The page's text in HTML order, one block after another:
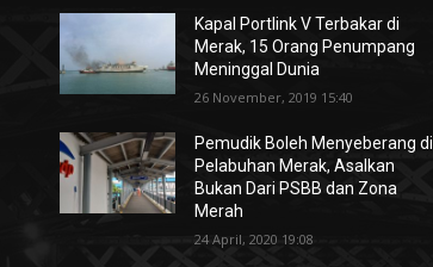
Kapal Portlink V Terbakar di
Merak, 15 Orang Penumpang
Meninggal Dunia
26 November, 2019 15:40
Pemudik Boleh Menyeberang di
Pelabuhan Merak, Asalkan
Bukan Dari PSBB dan Zona
Merah
24 April, 2020 19:08